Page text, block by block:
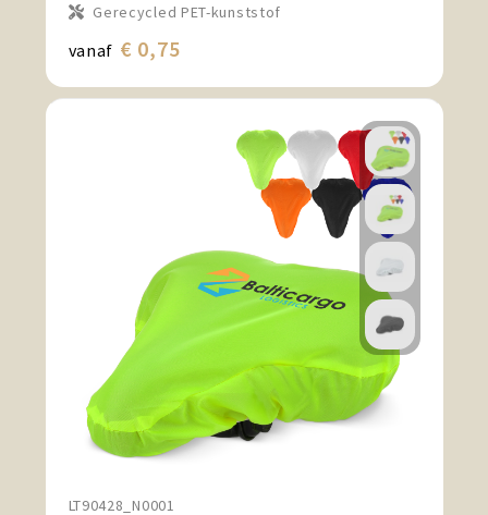
Gerecycled PET-kunststof
vanaf € 0,75
LT90428_N0001